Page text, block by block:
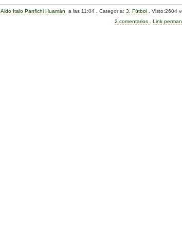
m
Aldo Italo Panfichi Huamán a las 11:04 .Categoría:3. Fútbol
Visto:2604
2 comentarios
Link